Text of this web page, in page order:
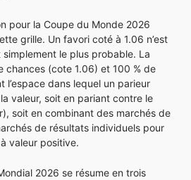
pour la Coupe du Monde 2026
grille. Un favori coté à 1.06 n’est
le plus probable. La
chances (cote 1.06) et 100 % de
dans lequel un parieur
valeur, soit en pariant contre le
soit en combinant des marchés de
de résultats individuels pour
valeur positive.
2026 se résume en trois